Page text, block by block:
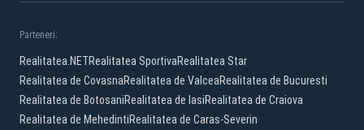
Parteneri:
Realitatea.NETRealitatea SportivaRealitatea Star
Realitatea de CovasnaRealitatea de ValceaRealitatea de Bucuresti
Realitatea de BotosaniRealitatea de IasiRealitatea de Craiova
Realitatea de MehedintiRealitatea de Caras-Severin